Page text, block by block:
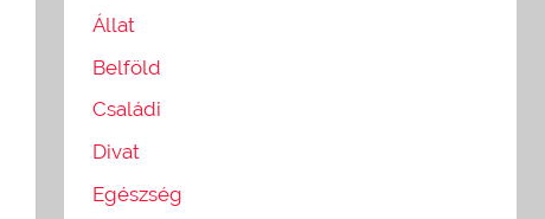
Állat
Belföld
Családi
Divat
Egészség